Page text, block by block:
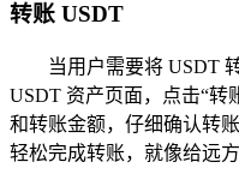
转账 USDT
当用户需要将 USDT
USDT 资产页面，点击“转
和转账金额，仔细确认转
轻松完成转账，就像给远